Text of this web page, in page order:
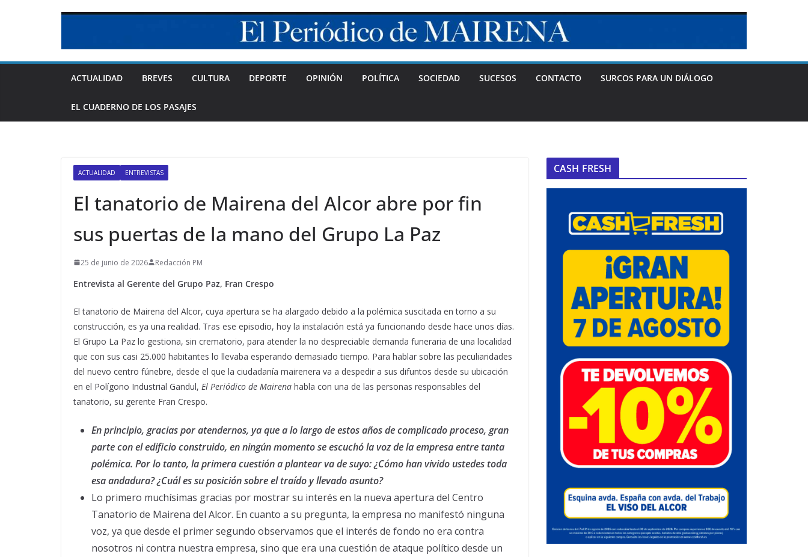
ACTUALIDAD BREVES CULTURA DEPORTE OPINIÓN POLÍTICA SOCIEDAD SUCESOS CONTACTO SURCOS PARA UN DIÁLOGO
EL CUADERNO DE LOS PASAJES
ACTUALIDAD ENTREVISTAS
El tanatorio de Mairena del Alcor abre por fin
sus puertas de la mano del Grupo La Paz
25 de junio de 2026 Redacción PM
Entrevista al Gerente del Grupo Paz, Fran Crespo
El tanatorio de Mairena del Alcor, cuya apertura se ha alargado debido a la polémica suscitada en torno a su
construcción, es ya una realidad. Tras ese episodio, hoy la instalación está ya funcionando desde hace unos días.
El Grupo La Paz lo gestiona, sin crematorio, para atender la no despreciable demanda funeraria de una localidad
que con sus casi 25.000 habitantes lo llevaba esperando demasiado tiempo. Para hablar sobre las peculiaridades
del nuevo centro fúnebre, desde el que la ciudadanía mairenera va a despedir a sus difuntos desde su ubicación
en el Polígono Industrial Gandul, El Periódico de Mairena habla con una de las personas responsables del
tanatorio, su gerente Fran Crespo.
En principio, gracias por atendernos, ya que a lo largo de estos años de complicado proceso, gran
parte con el edificio construido, en ningún momento se escuchó la voz de la empresa entre tanta
polémica. Por lo tanto, la primera cuestión a plantear va de suyo: ¿Cómo han vivido ustedes toda
esa andadura? ¿Cuál es su posición sobre el traído y llevado asunto?
Lo primero muchísimas gracias por mostrar su interés en la nueva apertura del Centro
Tanatorio de Mairena del Alcor. En cuanto a su pregunta, la empresa no manifestó ninguna
voz, ya que desde el primer segundo observamos que el interés de fondo no era contra
nosotros ni contra nuestra empresa, sino que era una cuestión de ataque político desde un
CASH FRESH